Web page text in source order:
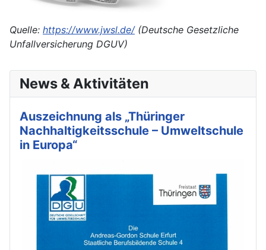
Quelle: https://www.jwsl.de/(Deutsche Gesetzliche
Unfallversicherung DGUV)
News & Aktivitäten
Auszeichnung als „Thüringer
Nachhaltigkeitsschule – Umweltschule
in Europa“